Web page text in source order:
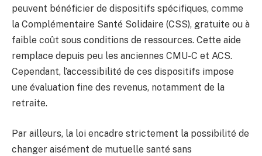
peuvent bénéficier de dispositifs spécifiques, comme
la Complémentaire Santé Solidaire (CSS), gratuite ou à
faible coût sous conditions de ressources. Cette aide
remplace depuis peu les anciennes CMU-C et ACS.
Cependant, l’accessibilité de ces dispositifs impose
une évaluation fine des revenus, notamment de la
retraite.
Par ailleurs, la loi encadre strictement la possibilité de
changer aisément de mutuelle santé sans